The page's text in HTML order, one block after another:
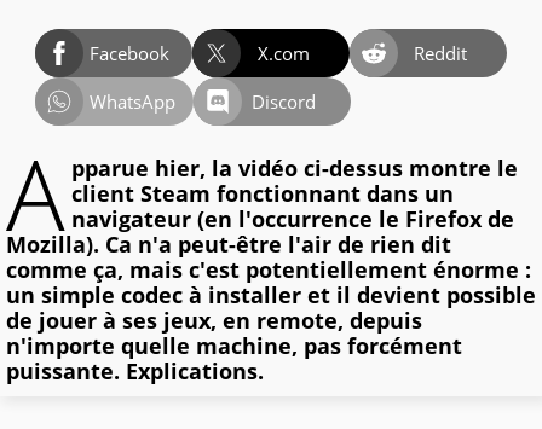
Facebook X.com
Reddit
WhatsApp
Discord
A pparue hier, la vidéo ci-dessus montre le
client Steam fonctionnant dans un
navigateur (en l'occurrence le Firefox de
Mozilla). Ca n'a peut-être l'air de rien dit
comme ça, mais c'est potentiellement énorme :
un simple codec à installer et il devient possible
de jouer à ses jeux, en remote, depuis
n'importe quelle machine, pas forcément
puissante. Explications.